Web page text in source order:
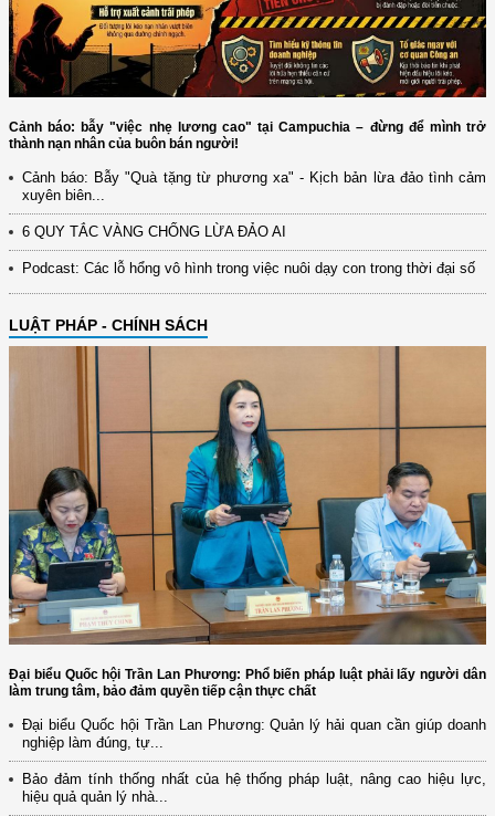
Cảnh báo: bẫy "việc nhẹ lương cao" tại Campuchia – đừng để mình trở
thành nạn nhân của buôn bán người!
Cảnh báo: Bẫy "Quà tặng từ phương xa" - Kịch bản lừa đảo tình cảm
xuyên biên...
6 QUY TẮC VÀNG CHỐNG LỪA ĐẢO AI
Podcast: Các lỗ hổng vô hình trong việc nuôi dạy con trong thời đại số
LUẬT PHÁP - CHÍNH SÁCH
Đại biểu Quốc hội Trần Lan Phương: Phổ biến pháp luật phải lấy người dân
làm trung tâm, bảo đảm quyền tiếp cận thực chất
Đại biểu Quốc hội Trần Lan Phương: Quản lý hải quan cần giúp doanh
nghiệp làm đúng, tự...
Bảo đảm tính thống nhất của hệ thống pháp luật, nâng cao hiệu lực,
hiệu quả quản lý nhà...